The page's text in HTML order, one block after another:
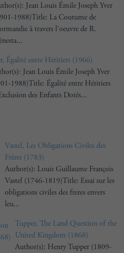
Jean Louis Émile Joseph Yver
1988)Title: La Coutume de
à travers l'oeuvre de R.
Égalité entre Héritiers (1966)
Jean Louis Émile Joseph Yver
1988)Title: Égalité entre Héritiers
des Enfants Dotés...
Vastel, Les Obligations Civiles des
Frères (1783)
Author(s): Louis Guillaume François
Vastel (1746-1819)Title: Essai sur les
obligations civiles des freres envers
leu...
Tupper, The Land Question of the
United Kingdom (1868)
Author(s): Henry Tupper (1809-